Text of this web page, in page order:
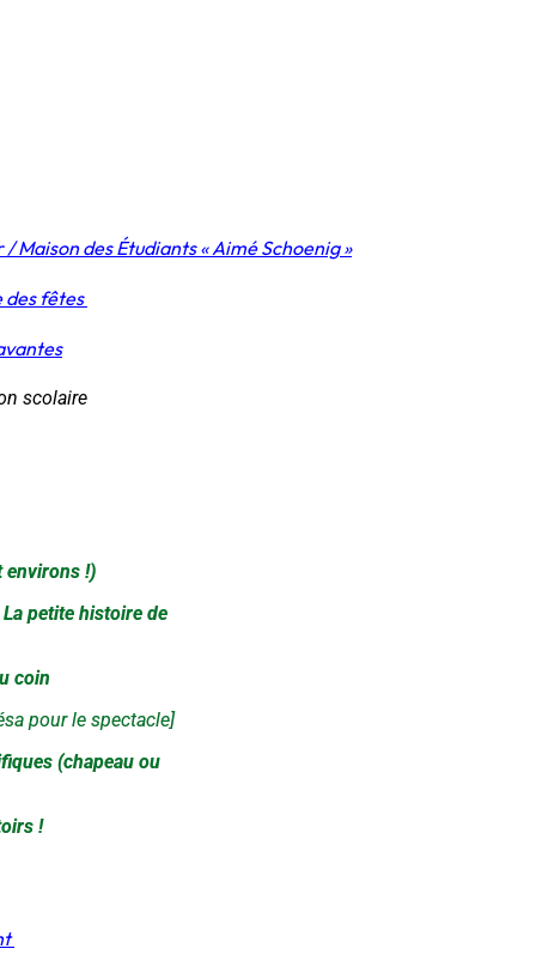
Maison des Étudiants « Aimé Schoenig »
des fêtes
scolaire
environs !)
petite histoire de
coin
pour le spectacle]
(chapeau ou
!